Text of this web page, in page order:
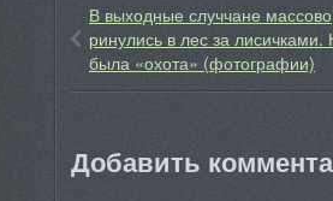
В выходные случчане массово
ринулись в лес за лисичками.
была «охота» (фотографии)
Добавить